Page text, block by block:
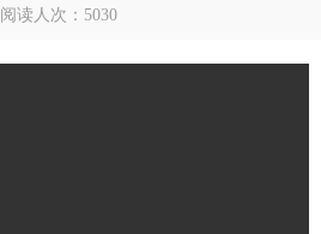
阅读人次： 5030